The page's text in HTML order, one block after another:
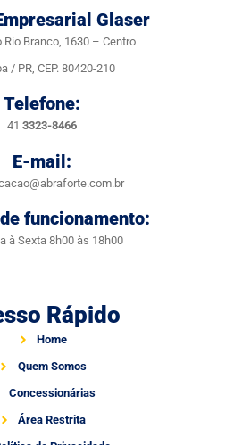
Glaser
Rio Branco, 1630 – Centro
/ PR, CEP. 80420-210
Telefone:
41 3323-8466
E-mail:
funcionamento:
à Sexta 8h00 às 18h00
Rápido
Home
Quem Somos
Concessionárias
Área Restrita